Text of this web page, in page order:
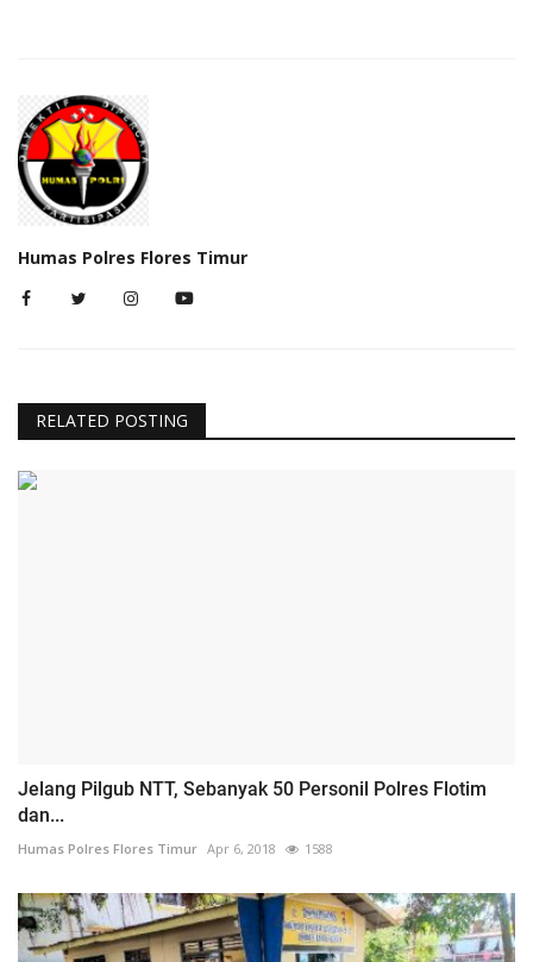
Humas Polres Flores Timur
RELATED POSTING
Jelang Pilgub NTT, Sebanyak 50 Personil Polres Flotim
dan...
Humas Polres Flores Timur Apr 6, 2018 1588